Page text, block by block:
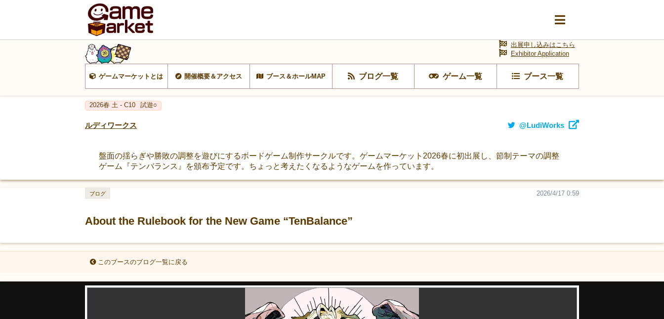
ゲームマーケットとは 開催概要＆アクセス ブース＆ホールMAP ブログ一覧 ゲーム一覧 ブース一覧
出展申し込みはこちら
Exhibitor Application
2026春 土 - C10 試遊○
ルディワークス @LudiWorks
盤面の揺らぎや勝敗の調整を遊びにするボードゲーム制作サークルです。ゲームマーケット2026春に初出展し、節制テーマの調整
ゲーム『テンバランス』を頒布予定です。ちょっと考えたくなるようなゲームを作っています。
About the Rulebook for the New Game “TenBalance”
2026/4/17 0:59
ブログ
このブースのブログ一覧に戻る